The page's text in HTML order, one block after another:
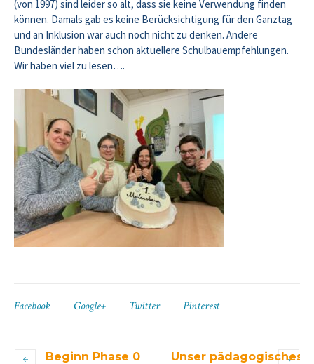
(von 1997) sind leider so alt, dass sie keine Verwendung finden
können. Damals gab es keine Berücksichtigung für den Ganztag
und an Inklusion war auch noch nicht zu denken. Andere
Bundesländer haben schon aktuellere Schulbauempfehlungen.
Wir haben viel zu lesen….
Facebook Google+ Twitter Pinterest
Beginn Phase 0
Unser pädagogisches